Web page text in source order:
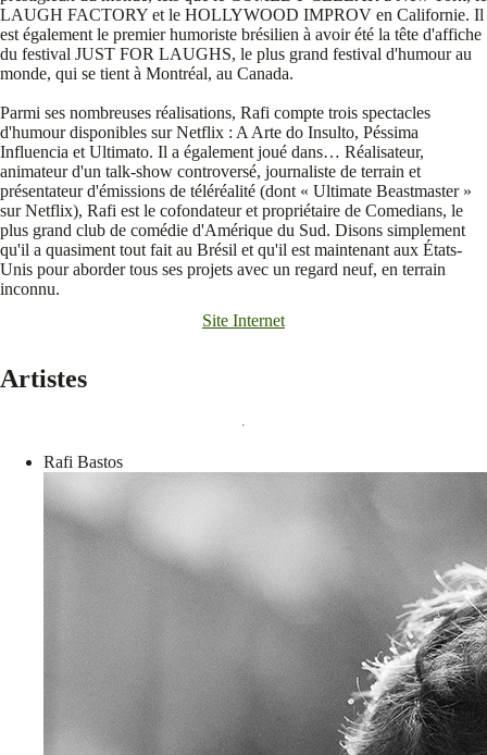
LAUGH FACTORY et le HOLLYWOOD IMPROV en Californie. Il
est également le premier humoriste brésilien à avoir été la tête d'affiche
du festival JUST FOR LAUGHS, le plus grand festival d'humour au
monde, qui se tient à Montréal, au Canada.
Parmi ses nombreuses réalisations, Rafi compte trois spectacles
d'humour disponibles sur Netflix : A Arte do Insulto, Péssima
Influencia et Ultimato. Il a également joué dans… Réalisateur,
animateur d'un talk-show controversé, journaliste de terrain et
présentateur d'émissions de téléréalité (dont « Ultimate Beastmaster »
sur Netflix), Rafi est le cofondateur et propriétaire de Comedians, le
plus grand club de comédie d'Amérique du Sud. Disons simplement
qu'il a quasiment tout fait au Brésil et qu'il est maintenant aux États-
Unis pour aborder tous ses projets avec un regard neuf, en terrain
inconnu.
Site Internet
Artistes
Rafi Bastos